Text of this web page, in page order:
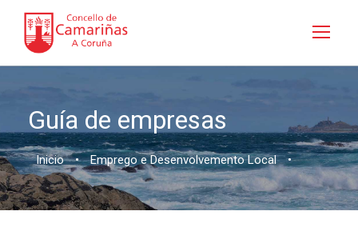
Guía de empresas
Inicio • Emprego e Desenvolvemento Local •